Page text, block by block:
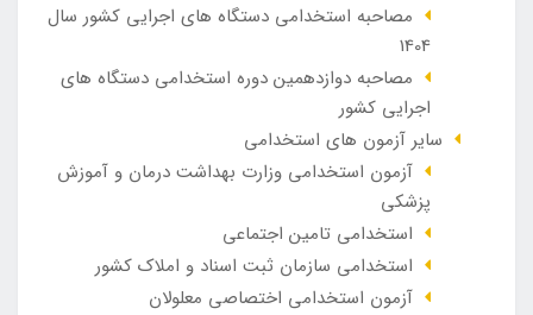
مصاحبه استخدامی دستگاه های اجرایی کشور سال
1404
مصاحبه دوازدهمین دوره استخدامی دستگاه های
اجرایی کشور
سایر آزمون های استخدامی
آزمون استخدامی وزارت بهداشت درمان و آموزش
پزشکی
استخدامی تامین اجتماعی
استخدامی سازمان ثبت اسناد و املاک کشور
آزمون استخدامی اختصاصی معلولان